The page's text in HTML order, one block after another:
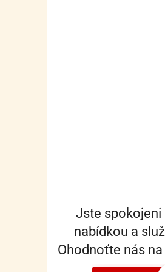
Jste spokojeni
nabídkou a
Ohodnoťte nás